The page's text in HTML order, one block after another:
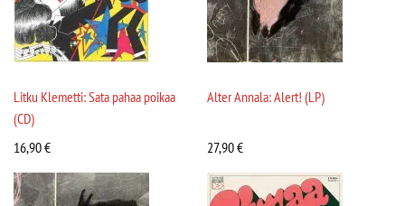
Litku Klemetti: Sata pahaa poikaa
(CD)
16,90€
Alter Annala: Alert! (LP)
27,90€